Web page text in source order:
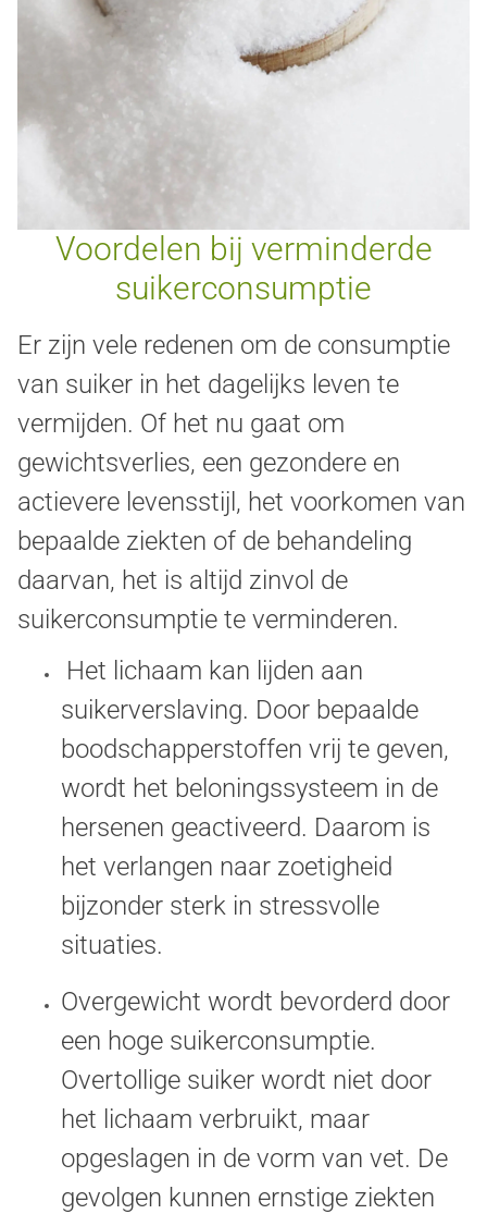
Voordelen bij verminderde
suikerconsumptie
Er zijn vele redenen om de consumptie
van suiker in het dagelijks leven te
vermijden. Of het nu gaat om
gewichtsverlies, een gezondere en
actievere levensstijl, het voorkomen van
bepaalde ziekten of de behandeling
daarvan, het is altijd zinvol de
suikerconsumptie te verminderen.
Het lichaam kan lijden aan
suikerverslaving. Door bepaalde
boodschapperstoffen vrij te geven,
wordt het beloningssysteem in de
hersenen geactiveerd. Daarom is
het verlangen naar zoetigheid
bijzonder sterk in stressvolle
situaties.
Overgewicht wordt bevorderd door
een hoge suikerconsumptie.
Overtollige suiker wordt niet door
het lichaam verbruikt, maar
opgeslagen in de vorm van vet. De
gevolgen kunnen ernstige ziekten